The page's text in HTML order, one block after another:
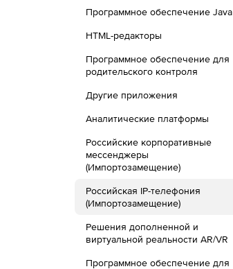
Программное обеспечение Java
HTML-редакторы
Программное обеспечение для
родительского контроля
Другие приложения
Аналитические платформы
Российские корпоративные
мессенджеры
(Импортозамещение)
Российская IP-телефония
(Импортозамещение)
Решения дополненной и
виртуальной реальности AR/VR
Программное обеспечение для